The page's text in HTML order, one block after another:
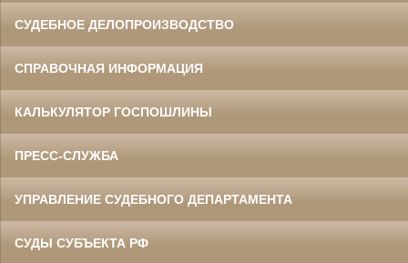
СУДЕБНОЕ ДЕЛОПРОИЗВОДСТВО
СПРАВОЧНАЯ ИНФОРМАЦИЯ
КАЛЬКУЛЯТОР ГОСПОШЛИНЫ
ПРЕСС-СЛУЖБА
УПРАВЛЕНИЕ СУДЕБНОГО ДЕПАРТАМЕНТА
СУДЫ СУБЪЕКТА РФ